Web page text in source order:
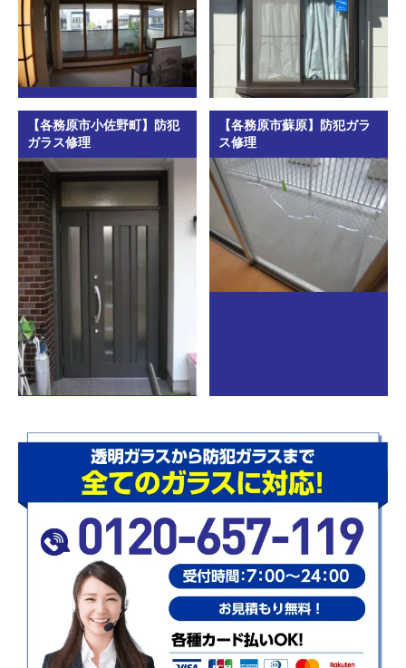
【各務原市小佐野町】防犯
ガラス修理
【各務原市蘇原】防犯ガラ
ス修理